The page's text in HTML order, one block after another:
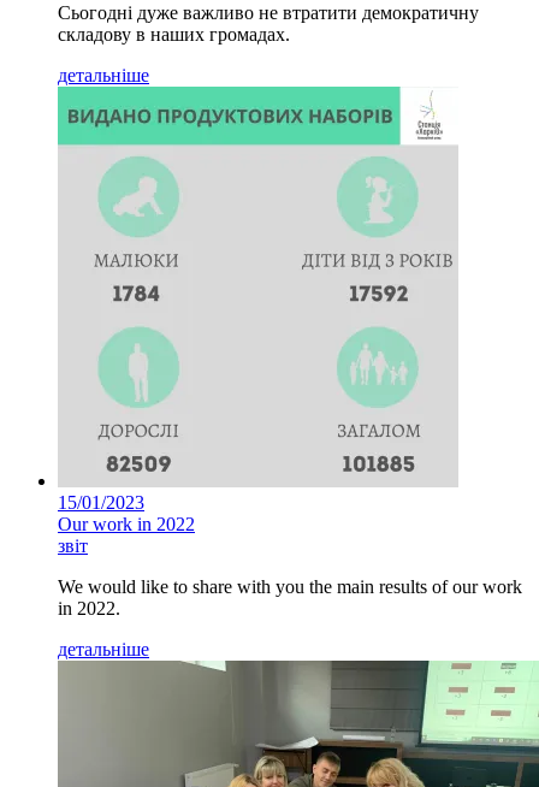
Сьогодні дуже важливо не втратити демократичну
складову в наших громадах.
детальніше
15/01/2023
Our work in 2022
звіт
We would like to share with you the main results of our work
in 2022.
детальніше